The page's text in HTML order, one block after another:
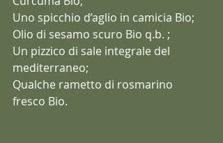
Uno spicchio d’aglio in camicia Bio;
Olio di sesamo scuro Bio q.b. ;
Un pizzico di sale integrale del
mediterraneo;
Qualche rametto di rosmarino
fresco Bio.